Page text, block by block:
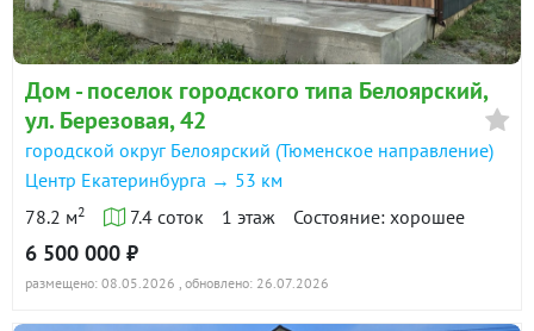
Дом - поселок городского типа Белоярский,
ул. Березовая, 42
городской округ Белоярский (Тюменское направление)
Центр Екатеринбурга → 53 км
78.2 м2 7.4 соток 1 этаж Состояние: хорошее
6 500 000 ₽
размещено: 08.05.2026 , обновлено: 26.07.2026